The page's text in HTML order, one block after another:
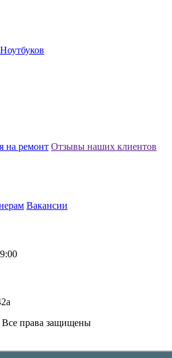
Ноутбуков
на ремонт Отзывы наших клиентов
Вакансии
права защищены